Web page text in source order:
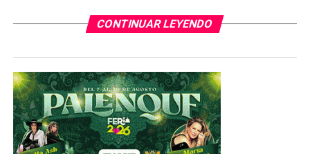
pueblos y su voluntad de progreso, el Gobierno de
conjuntamente con el Gobierno de México y continuar
construyendo el marco apropiado para intensificar las
relaciones de amistad y cooperación existentes entre
nuestros dos países, que nos permita afrontar con una
visión compartida los retos futuros”, afirmaron.
CONTINUAR LEYENDO